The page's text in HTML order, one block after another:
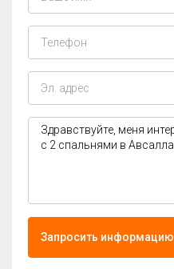
Запросить информацию